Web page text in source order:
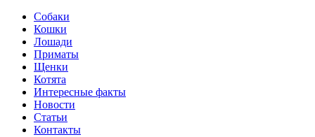
Собаки
Кошки
Лошади
Приматы
Щенки
Котята
Интересные факты
Новости
Статьи
Контакты